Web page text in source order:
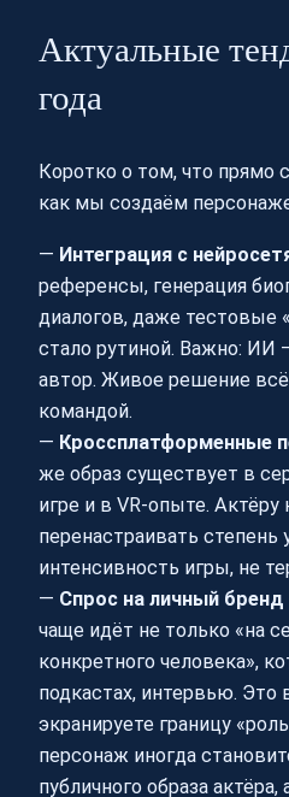
Актуальные
года
Коротко о том, что прямо
как мы создаём
— Интеграция с
референсы, генерация
диалогов, даже тестовые
стало рутиной. Важно: ИИ
автор. Живое решение
командой.
— Кроссплатформенные
же образ существует в
игре и в VR-опыте.
перенастраивать степень
интенсивность игры, не
— Спрос на личный бренд
чаще идёт не только «на
конкретного человека»,
подкастах, интервью. Это
экранируете границу
персонаж иногда
публичного образа актёра,